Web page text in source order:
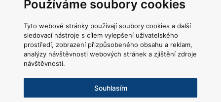
Používáme soubory cookies
Tyto webové stránky používají soubory cookies a další
sledovací nástroje s cílem vylepšení uživatelského
prostředí, zobrazení přizpůsobeného obsahu a reklam,
analýzy návštěvnosti webových stránek a zjištění zdroje
návštěvnosti.
Souhlasím
Praha 4,140 00
Telefon:
+420 221 413 350
E-mail:info@cap.cz